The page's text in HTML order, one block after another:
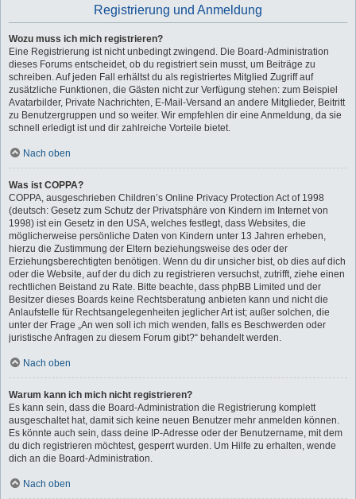
Registrierung und Anmeldung
Wozu muss ich mich registrieren?
Eine Registrierung ist nicht unbedingt zwingend. Die Board-Administration
dieses Forums entscheidet, ob du registriert sein musst, um Beiträge zu
schreiben. Auf jeden Fall erhältst du als registriertes Mitglied Zugriff auf
zusätzliche Funktionen, die Gästen nicht zur Verfügung stehen: zum Beispiel
Avatarbilder, Private Nachrichten, E-Mail-Versand an andere Mitglieder, Beitritt
zu Benutzergruppen und so weiter. Wir empfehlen dir eine Anmeldung, da sie
schnell erledigt ist und dir zahlreiche Vorteile bietet.
Nach oben
Was ist COPPA?
COPPA, ausgeschrieben Children’s Online Privacy Protection Act of 1998
(deutsch: Gesetz zum Schutz der Privatsphäre von Kindern im Internet von
1998) ist ein Gesetz in den USA, welches festlegt, dass Websites, die
möglicherweise persönliche Daten von Kindern unter 13 Jahren erheben,
hierzu die Zustimmung der Eltern beziehungsweise des oder der
Erziehungsberechtigten benötigen. Wenn du dir unsicher bist, ob dies auf dich
oder die Website, auf der du dich zu registrieren versuchst, zutrifft, ziehe einen
rechtlichen Beistand zu Rate. Bitte beachte, dass phpBB Limited und der
Besitzer dieses Boards keine Rechtsberatung anbieten kann und nicht die
Anlaufstelle für Rechtsangelegenheiten jeglicher Art ist; außer solchen, die
unter der Frage „An wen soll ich mich wenden, falls es Beschwerden oder
juristische Anfragen zu diesem Forum gibt?“ behandelt werden.
Nach oben
Warum kann ich mich nicht registrieren?
Es kann sein, dass die Board-Administration die Registrierung komplett
ausgeschaltet hat, damit sich keine neuen Benutzer mehr anmelden können.
Es könnte auch sein, dass deine IP-Adresse oder der Benutzername, mit dem
du dich registrieren möchtest, gesperrt wurden. Um Hilfe zu erhalten, wende
dich an die Board-Administration.
Nach oben